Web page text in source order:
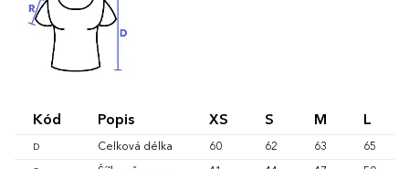
Kód Popis XS S M L
D Celková délka 60 62 63 65